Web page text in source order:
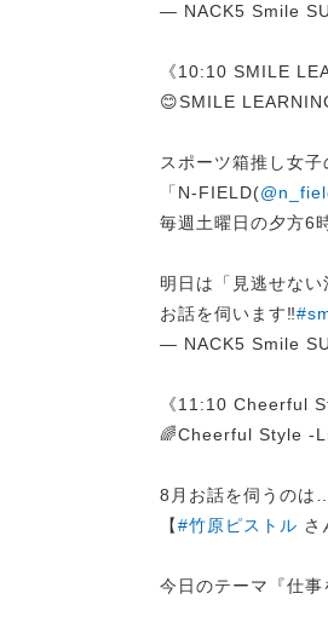
— NACK5 Smile
《10:10 SMILE
😊SMILE
スポーツ箱推し女子
「N-FIELD(
毎週土曜日の夕方6
明日は「見逃せない
お話を伺います‼
— NACK5 Smile
《11:10 Cheerful
🌈Cheerful Style -
8月お話を伺うのは
【#竹原ピストル さ
今日のテーマ『仕事